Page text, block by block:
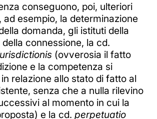
conseguono, poi, ulteriori
esempio, la determinazione
domanda, gli istituti della
connessione, la cd.
(ovverosia il fatto
e la competenza si
relazione allo stato di fatto al
senza che a nulla rilevino
al momento in cui la
e la cd. perpetuatio